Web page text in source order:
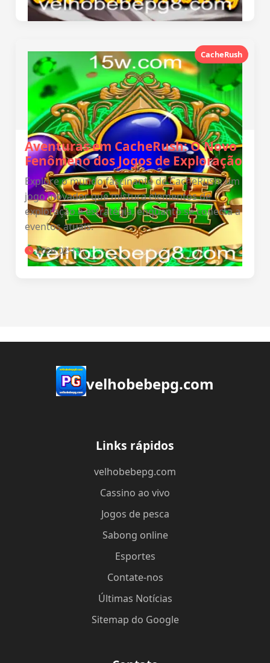
CacheRush
Aventuras em CacheRush: O Novo
Fenômeno dos Jogos de Exploração
Explore o mundo fascinante de CacheRush, um
jogo inovador que mistura elementos de
exploração e estratégia, enquanto se conecta a
eventos atuais.
2026-02-13
velhobebepg.com
Links rápidos
velhobebepg.com
Cassino ao vivo
Jogos de pesca
Sabong online
Esportes
Contate-nos
Últimas Notícias
Sitemap do Google